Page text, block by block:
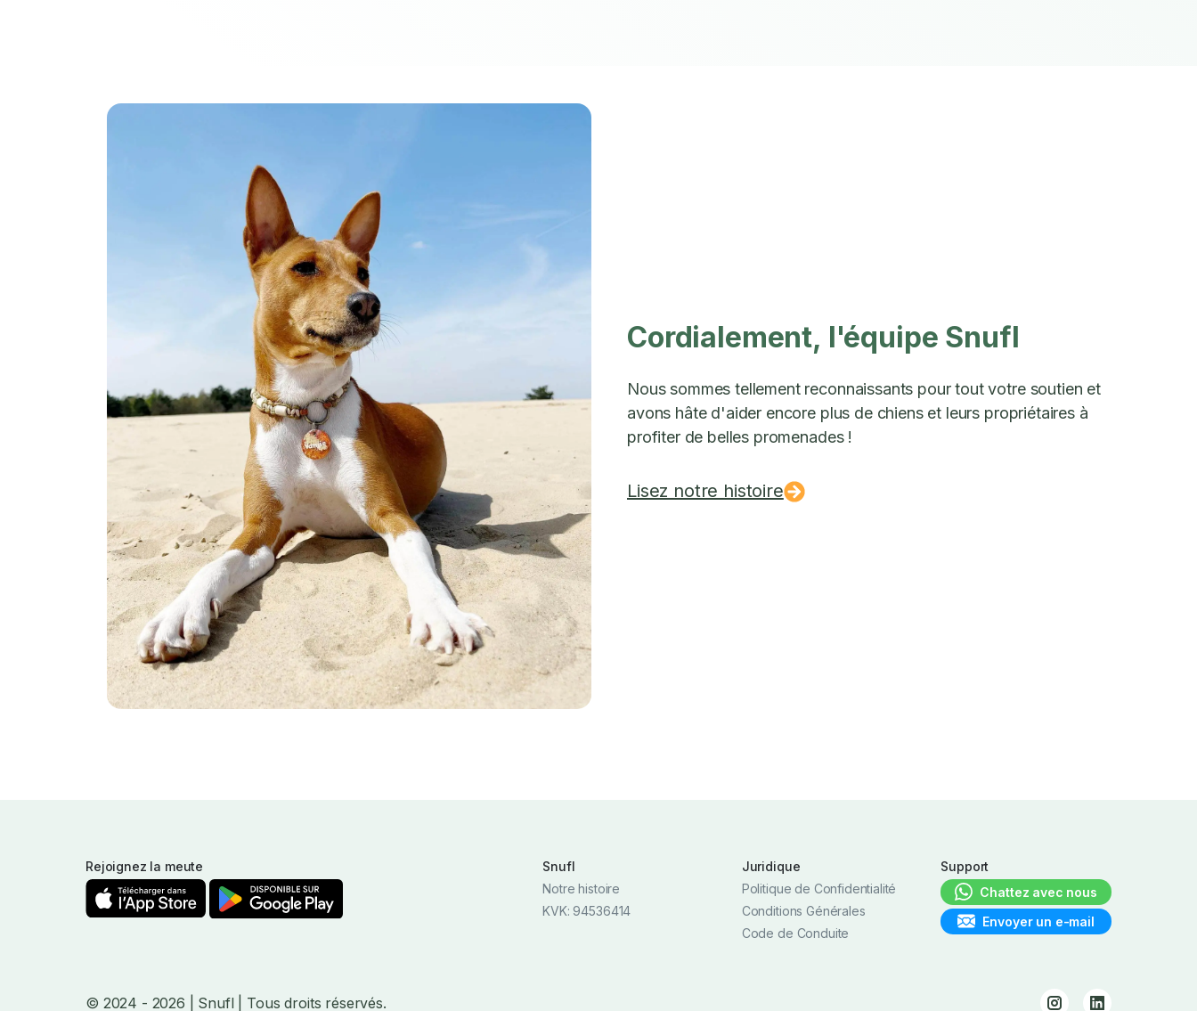
Cordialement, l'équipe Snufl
Nous sommes tellement reconnaissants pour tout votre soutien et
avons hâte d'aider encore plus de chiens et leurs propriétaires à
profiter de belles promenades !
Lisez notre histoire
Rejoignez la meute
Snufl
Notre histoire
KVK: 94536414
Juridique
Politique de Confidentialité
Conditions Générales
Code de Conduite
Support
Chattez avec nous
Envoyer un e-mail
© 2024 - 2026 | Snufl | Tous droits réservés.